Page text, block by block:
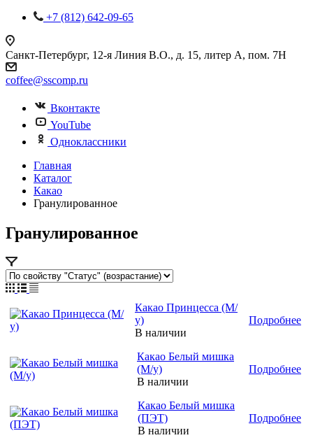
+7 (812) 642-09-65
Санкт-Петербург, 12-я Линия В.О., д. 15, литер А, пом. 7Н
coffee@sscomp.ru
Вконтакте
YouTube
Одноклассники
Главная
Каталог
Какао
Гранулированное
Гранулированное
Какао Принцесса (М/
у)
В наличии
Подробнее
Какао Белый мишка
(М/у)
В наличии
Подробнее
Какао Белый мишка
(ПЭТ)
В наличии
Подробнее